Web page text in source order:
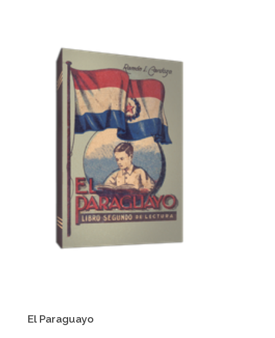
El Paraguayo